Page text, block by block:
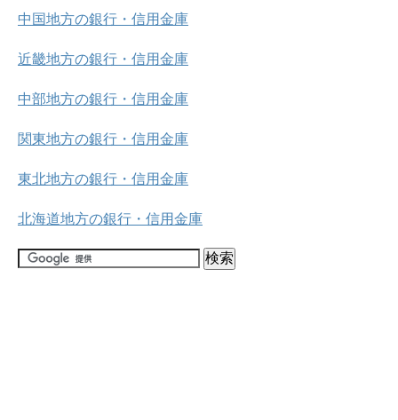
中国地方の銀行・信用金庫
近畿地方の銀行・信用金庫
中部地方の銀行・信用金庫
関東地方の銀行・信用金庫
東北地方の銀行・信用金庫
北海道地方の銀行・信用金庫